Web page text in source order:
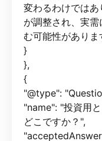
変わるわけでは
が調整され、実
む可能性がありま
}
},
{
"@type":
"name": "投資用
どこですか？",